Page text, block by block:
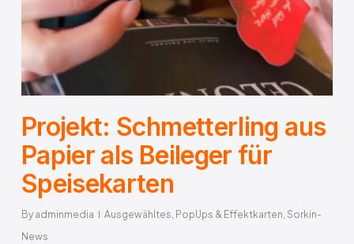
Projekt: Schmetterling aus
Papier als Beileger für
Speisekarten
By adminmedia Ausgewähltes, PopUps & Effektkarten, Sorkin-
News